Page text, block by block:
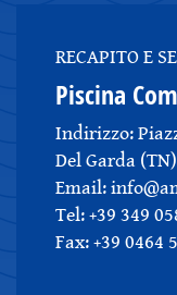
RECAPITO E
Piscina
Indirizzo:
Del Garda (TN)
Email:
Tel: +39 349
Fax: +39 0464